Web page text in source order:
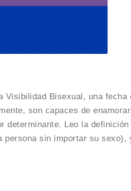
Visibilidad Bisexual, una fecha
son capaces de
determinante. Leo la definición
persona sin importar su sexo),